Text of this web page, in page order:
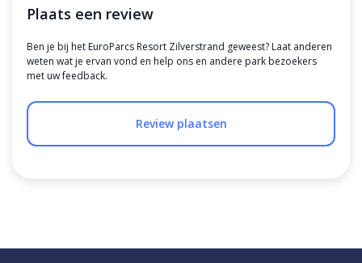
Plaats een review
Ben je bij het EuroParcs Resort Zilverstrand geweest? Laat anderen
weten wat je ervan vond en help ons en andere park bezoekers
met uw feedback.
Review plaatsen